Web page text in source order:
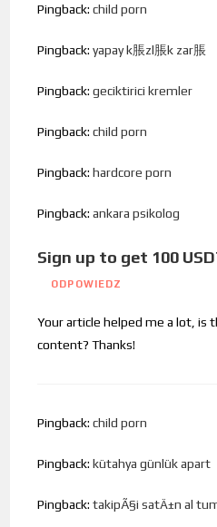
Pingback:child porn
Pingback:yapay k脹zl脹k zar脹
Pingback:geciktirici kremler
Pingback:child porn
Pingback:hardcore porn
Pingback:ankara psikolog
Sign up to get 100
ODPOWIEDZ
Your article helped me a lot, is
content? Thanks!
Pingback:child porn
Pingback:kütahya günlük apart
Pingback:takipÃ§i satÄ±n al